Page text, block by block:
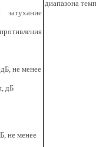
диапазона
не менее
дБ
не менее